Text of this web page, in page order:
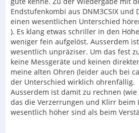
Endstufenkombi aus DNM3CSIX und
einen wesentlichen Unterschied
). Es klang etwas schriller in den
weniger fein aufgelöst. Ausserdem
wesentlich unpräziser. Um das fest
keine Messgeräte und keinen
meine alten Ohren (leider auch bei
der Unterschied wirklich ohrenfällig.
Ausserdem ist damit zu rechnen
das die Verzerrungen und Klirr beim
wesentlich höher sind als beim